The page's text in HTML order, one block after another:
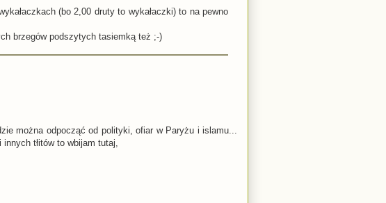
(bo 2,00 druty to wykałaczki) to na pewno
brzegów podszytych tasiemką też ;-)
można odpocząć od polityki, ofiar w Paryżu i islamu...
tłitów to wbijam tutaj,